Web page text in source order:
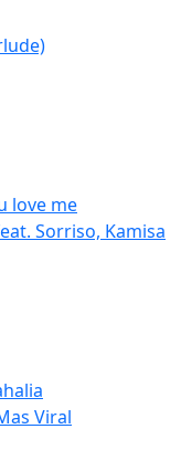
love me
Sorriso, Kamisa
Viral